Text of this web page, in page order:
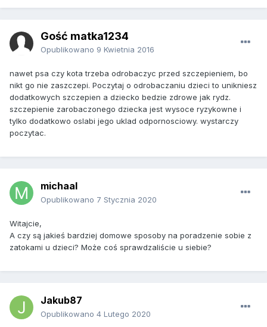
Gość matka1234
Opublikowano 9 Kwietnia 2016
nawet psa czy kota trzeba odrobaczyc przed szczepieniem, bo
nikt go nie zaszczepi. Poczytaj o odrobaczaniu dzieci to unikniesz
dodatkowych szczepien a dziecko bedzie zdrowe jak rydz.
szczepienie zarobaczonego dziecka jest wysoce ryzykowne i
tylko dodatkowo oslabi jego uklad odpornosciowy. wystarczy
poczytac.
michaal
Opublikowano 7 Stycznia 2020
Witajcie,
A czy są jakieś bardziej domowe sposoby na poradzenie sobie z
zatokami u dzieci? Może coś sprawdzaliście u siebie?
Jakub87
Opublikowano 4 Lutego 2020